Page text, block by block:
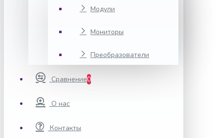
Модули
Мониторы
Преобразователи
Сравнение0
О нас
Контакты